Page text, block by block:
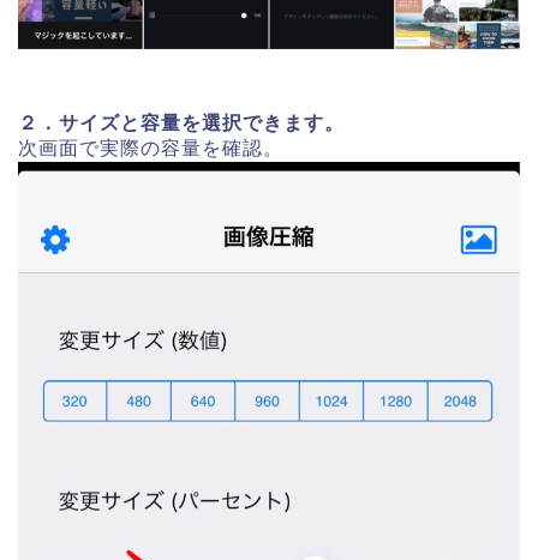
２．サイズと容量を選択できます。
次画面で実際の容量を確認。